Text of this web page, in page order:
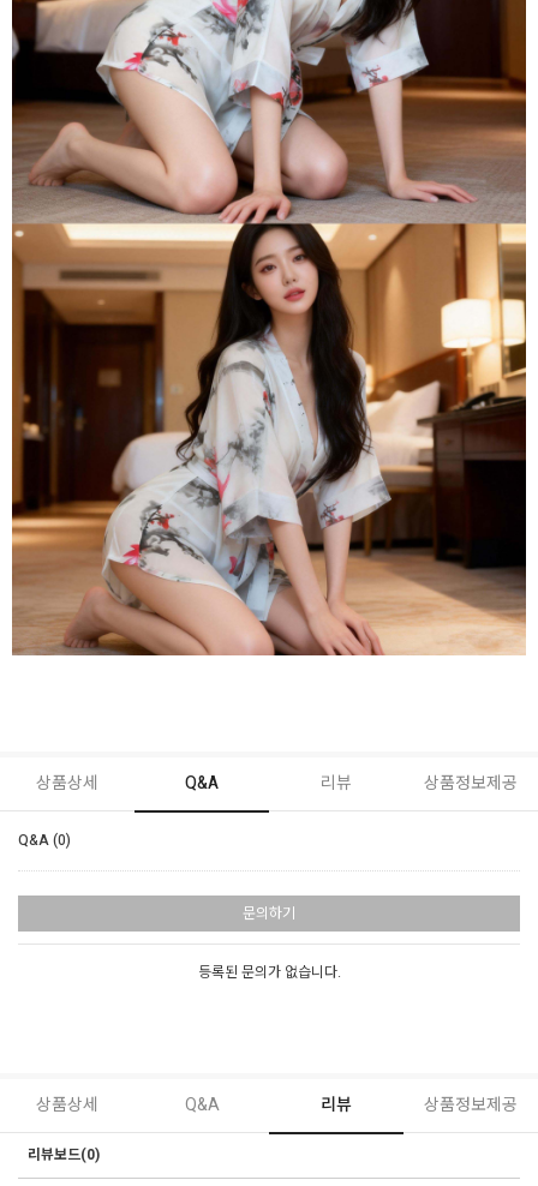
상품상세 Q&A 리뷰 상품정보제공
Q&A (0)
문의하기
등록된 문의가 없습니다.
상품상세 Q&A 리뷰 상품정보제공
리뷰보드(0)